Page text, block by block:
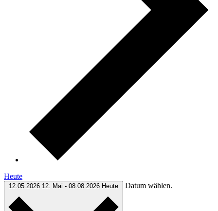
Heute
12.05.2026 12. Mai - 08.08.2026 Heute Datum wählen.